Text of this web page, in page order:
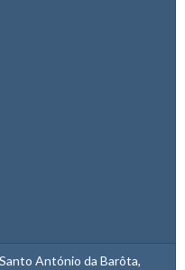
António da Barôta,